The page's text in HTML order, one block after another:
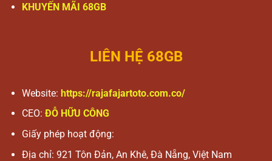
KHUYẾN MÃI 68GB
LIÊN HỆ 68GB
Website: https://rajafajartoto.com.co/
CEO: ĐỖ HỮU CÔNG
Giấy phép hoạt động:
Địa chỉ: 921 Tôn Đản, An Khê, Đà Nẵng, Việt Nam